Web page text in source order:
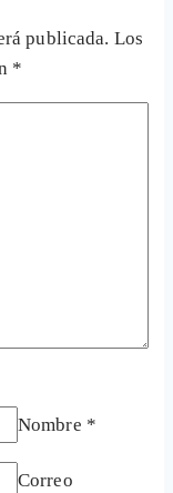
publicada. Los
*
Nombre *
Correo